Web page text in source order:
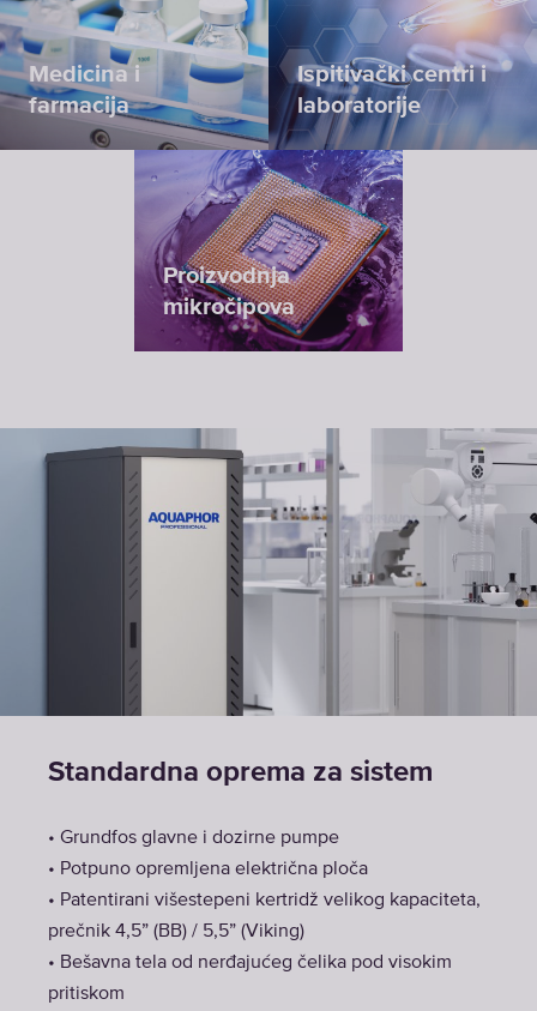
Medicina i
farmacija
Ispitivački centri i
laboratorije
Proizvodnja
mikročipova
Standardna oprema za sistem
• Grundfos glavne i dozirne pumpe
• Potpuno opremljena električna ploča
• Patentirani višestepeni kertridž velikog kapaciteta,
prečnik 4,5” (BB) / 5,5” (Viking)
• Bešavna tela od nerđajućeg čelika pod visokim
pritiskom